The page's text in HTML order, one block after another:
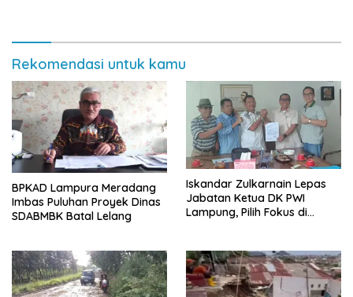
Rekomendasi untuk kamu
BPKAD Lampura Meradang
Imbas Puluhan Proyek Dinas
SDABMBK Batal Lelang
Iskandar Zulkarnain Lepas
Jabatan Ketua DK PWI
Lampung, Pilih Fokus di